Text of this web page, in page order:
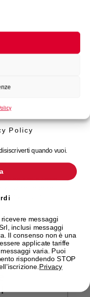
necessità.
a te e accedi
aiutarti.
novità di
Policy
quando vuoi.
messaggi
inclusi messaggi
Il consenso non è una
applicate tariffe
varia. Puoi
rispondendo STOP
Privacy